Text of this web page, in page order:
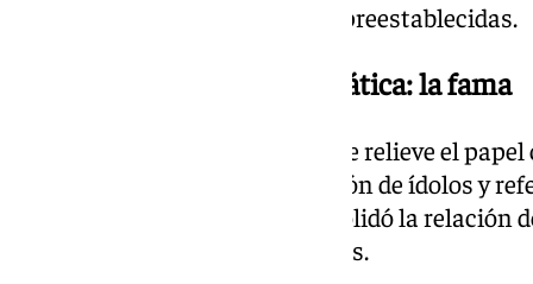
conexiones ya preexistentes o preestablecidas.
El poder de la cultura mediática: la fama
El éxito de OT 1 también puso de relieve el
comunicación en la construcción de ídolos y
sociológicos, el programa consolidó la
la creación de figuras mediáticas.